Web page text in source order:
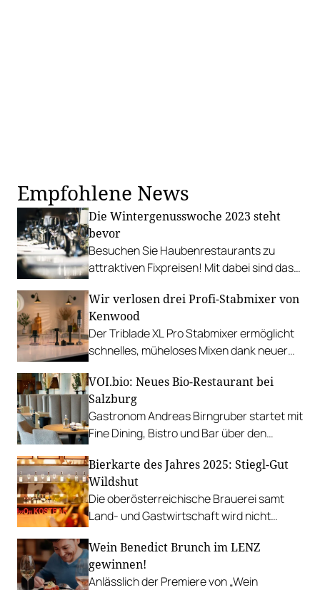
Empfohlene News
Die Wintergenusswoche 2023 steht
bevor
Besuchen Sie Haubenrestaurants zu
attraktiven Fixpreisen! Mit dabei sind das
viele mehr…
Wir verlosen drei Profi-Stabmixer von
Kenwood
Der Triblade XL Pro Stabmixer ermöglicht
schnelles, müheloses Mixen dank neuer
zusätzlichen Zubehörteilen zum Quirlen,
Zerkleinern, Emulgieren und Pürieren.
VOI.bio: Neues Bio-Restaurant bei
Salzburg
Gastronom Andreas Birngruber startet mit
Fine Dining, Bistro und Bar über den
Bierkarte des Jahres 2025: Stiegl-Gut
Wildshut
Die oberösterreichische Brauerei samt
Land- und Gastwirtschaft wird nicht
des stimmigen Gesamtkonzepts geehrt.
Wein Benedict Brunch im LENZ
gewinnen!
Anlässlich der Premiere von „Wein